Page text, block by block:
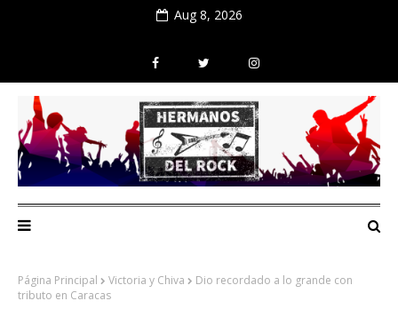
Aug 8, 2026
Página Principal Victoria y Chiva
Dio recordado a lo grande con
tributo en Caracas